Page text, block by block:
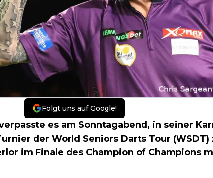
Folgt uns auf Google!
es am Sonntagabend, in seiner
der World Seniors Darts Tour
im Finale des Champion of Champions